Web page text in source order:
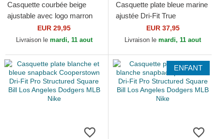
Casquette courbée beige
ajustable avec logo marron
Structured Uv Poly Ripstop
Oakland Athletics...
EUR 29,95
Livraison le mardi, 11 aout
Casquette plate bleue marine
ajustée Dri-Fit True
Structured Round Bill New
York Yankees MLB Nike
EUR 37,95
Livraison le mardi, 11 aout
ENFANT